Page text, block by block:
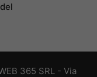
365 SRL - Via